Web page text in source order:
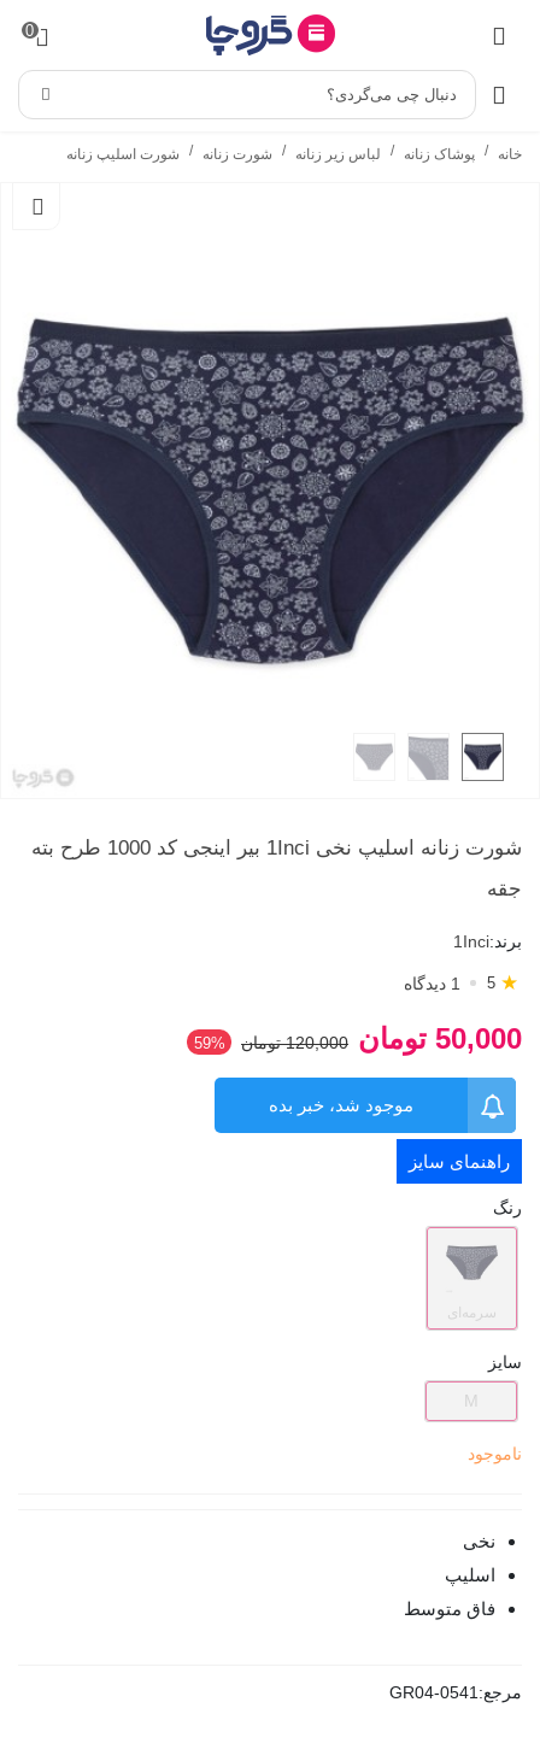
0
دنبال چی می‌گردی؟
خانه / پوشاک زنانه / لباس زیر زنانه / شورت زنانه / شورت اسلیپ زنانه
شورت زنانه اسلیپ نخی 1Inci بیر اینجی کد 1000 طرح بته
جقه
برند:1Inci
5 ★ 1 دیدگاه
50,000 تومان 120,000 تومان 59%
موجود شد، خبر بده
راهنمای سایز
رنگ
سرمه‌ای
سایز
M
ناموجود
نخی
اسلیپ
فاق متوسط
مرجع: GR04-0541